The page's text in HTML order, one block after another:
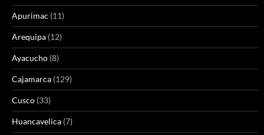
Apurimac (11)
Arequipa (12)
Ayacucho (8)
Cajamarca (129)
Cusco (33)
Huancavelica (7)